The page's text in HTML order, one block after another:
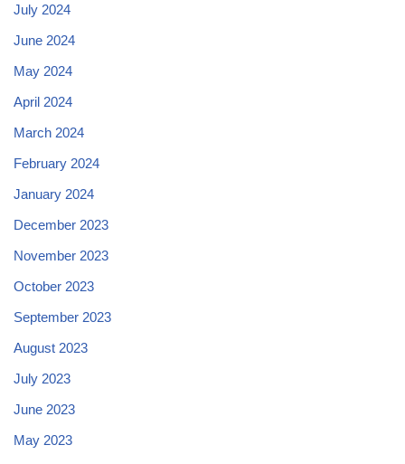
July 2024
June 2024
May 2024
April 2024
March 2024
February 2024
January 2024
December 2023
November 2023
October 2023
September 2023
August 2023
July 2023
June 2023
May 2023